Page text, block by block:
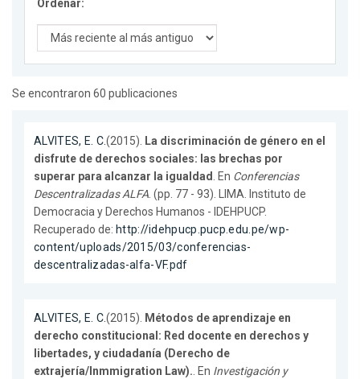
Ordenar:
Se encontraron 60 publicaciones
ALVITES, E. C.(2015). La discriminación de género en el
disfrute de derechos sociales: las brechas por
superar para alcanzar la igualdad. En Conferencias
Descentralizadas ALFA. (pp. 77 - 93). LIMA. Instituto de
Democracia y Derechos Humanos - IDEHPUCP.
Recuperado de: http://idehpucp.pucp.edu.pe/wp-
content/uploads/2015/03/conferencias-
descentralizadas-alfa-VF.pdf
ALVITES, E. C.(2015). Métodos de aprendizaje en
derecho constitucional: Red docente en derechos y
libertades, y ciudadanía (Derecho de
extrajería/Inmmigration Law).. En Investigación y